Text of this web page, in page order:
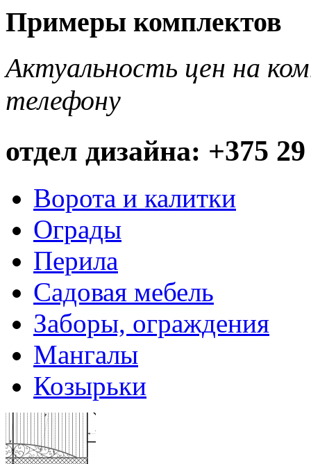
Примеры комплектов
Актуальность цен на
телефону
отдел дизайна: +375
Ворота и калитки
Ограды
Перила
Садовая мебель
Заборы, ограждения
Мангалы
Козырьки